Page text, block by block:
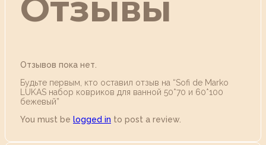
Отзывы
Отзывов пока нет.
Будьте первым, кто оставил отзыв на “Sofi de Marko
LUKAS набор ковриков для ванной 50*70 и 60*100
бежевый”
You must be logged in to post a review.